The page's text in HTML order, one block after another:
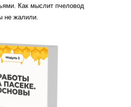
Как мыслит пчеловод
не жалили.